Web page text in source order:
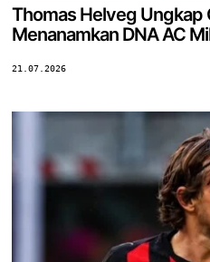
Thomas Helveg Ungkap
Menanamkan DNA AC
21.07.2026